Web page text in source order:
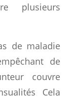
plusieurs
de maladie
de
couvre
Cela